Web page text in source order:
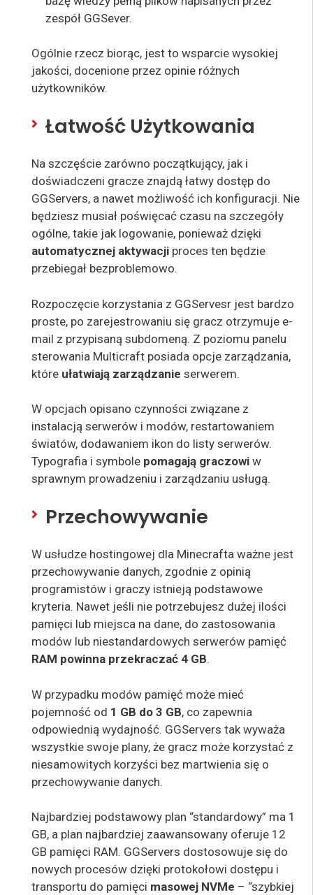
zespół GGSever.
Ogólnie rzecz biorąc, jest to wsparcie wysokiej
jakości, docenione przez opinie różnych
użytkowników.
Łatwość Użytkowania
Na szczęście zarówno początkujący, jak i
doświadczeni gracze znajdą łatwy dostęp do
GGServers, a nawet możliwość ich konfiguracji. Nie
będziesz musiał poświęcać czasu na szczegóły
ogólne, takie jak logowanie, ponieważ dzięki
automatycznej aktywacji proces ten będzie
przebiegał bezproblemowo.
Rozpoczęcie korzystania z GGServesr jest bardzo
proste, po zarejestrowaniu się gracz otrzymuje e-
mail z przypisaną subdomeną. Z poziomu panelu
sterowania Multicraft posiada opcje zarządzania,
które ułatwiają zarządzanie serwerem.
W opcjach opisano czynności związane z
instalacją serwerów i modów, restartowaniem
światów, dodawaniem ikon do listy serwerów.
Typografia i symbole pomagają graczowi w
sprawnym prowadzeniu i zarządzaniu usługą.
Przechowywanie
W usłudze hostingowej dla Minecrafta ważne jest
przechowywanie danych, zgodnie z opinią
programistów i graczy istnieją podstawowe
kryteria. Nawet jeśli nie potrzebujesz dużej ilości
pamięci lub miejsca na dane, do zastosowania
modów lub niestandardowych serwerów pamięć
RAM powinna przekraczać 4 GB.
W przypadku modów pamięć może mieć
pojemność od 1 GB do 3 GB, co zapewnia
odpowiednią wydajność. GGServers tak wyważa
wszystkie swoje plany, że gracz może korzystać z
niesamowitych korzyści bez martwienia się o
przechowywanie danych.
Najbardziej podstawowy plan “standardowy” ma 1
GB, a plan najbardziej zaawansowany oferuje 12
GB pamięci RAM. GGServers dostosowuje się do
nowych procesów dzięki protokołowi dostępu i
transportu do pamięci masowej NVMe – “szybkiej